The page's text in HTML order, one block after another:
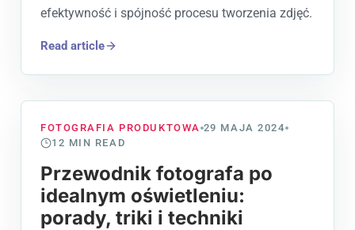
efektywność i spójność procesu tworzenia zdjęć.
Read article
FOTOGRAFIA PRODUKTOWA 29 MAJA 2024
12 MIN READ
Przewodnik fotografa po
idealnym oświetleniu:
porady, triki i techniki